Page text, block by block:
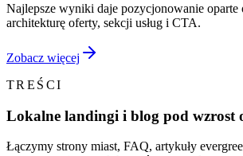
Najlepsze wyniki daje pozycjonowanie oparte
architekturę oferty, sekcji usług i CTA.
Zobacz więcej
TREŚCI
Lokalne landingi i blog pod wzrost
Łączymy strony miast, FAQ, artykuły